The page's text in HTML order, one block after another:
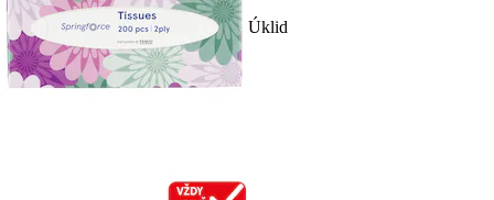
Úklid